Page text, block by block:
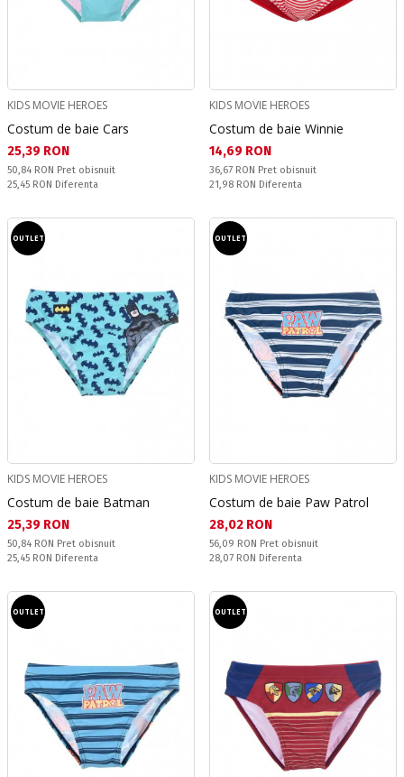
KIDS MOVIE HEROES
Costum de baie Cars
Текуща цена:
25,39 RON
Pret obisnuit:
50,84 RON Pret obisnuit
Спестявате:
25,45 RON Diferenta
KIDS MOVIE HEROES
Costum de baie Winnie
Текуща цена:
14,69 RON
Pret obisnuit:
36,67 RON Pret obisnuit
Спестявате:
21,98 RON Diferenta
OUTLET
KIDS MOVIE HEROES
Costum de baie Batman
Текуща цена:
25,39 RON
Pret obisnuit:
50,84 RON Pret obisnuit
Спестявате:
25,45 RON Diferenta
OUTLET
KIDS MOVIE HEROES
Costum de baie Paw Patrol
Текуща цена:
28,02 RON
Pret obisnuit:
56,09 RON Pret obisnuit
Спестявате:
28,07 RON Diferenta
OUTLET OUTLET